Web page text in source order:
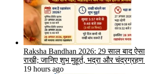
Raksha Bandhan 2026: 29 साल बाद
राखी; जानिए शुभ मुहूर्त, भद्रा और
19 hours ago